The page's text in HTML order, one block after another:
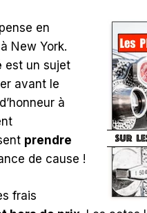
en
New York.
est un sujet
avant le
à
prendre
de cause !
frais